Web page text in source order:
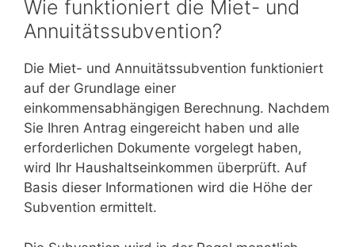
Wie funktioniert die Miet- und
Annuitätssubvention?
Die Miet- und Annuitätssubvention funktioniert
auf der Grundlage einer
einkommensabhängigen Berechnung. Nachdem
Sie Ihren Antrag eingereicht haben und alle
erforderlichen Dokumente vorgelegt haben,
wird Ihr Haushaltseinkommen überprüft. Auf
Basis dieser Informationen wird die Höhe der
Subvention ermittelt.